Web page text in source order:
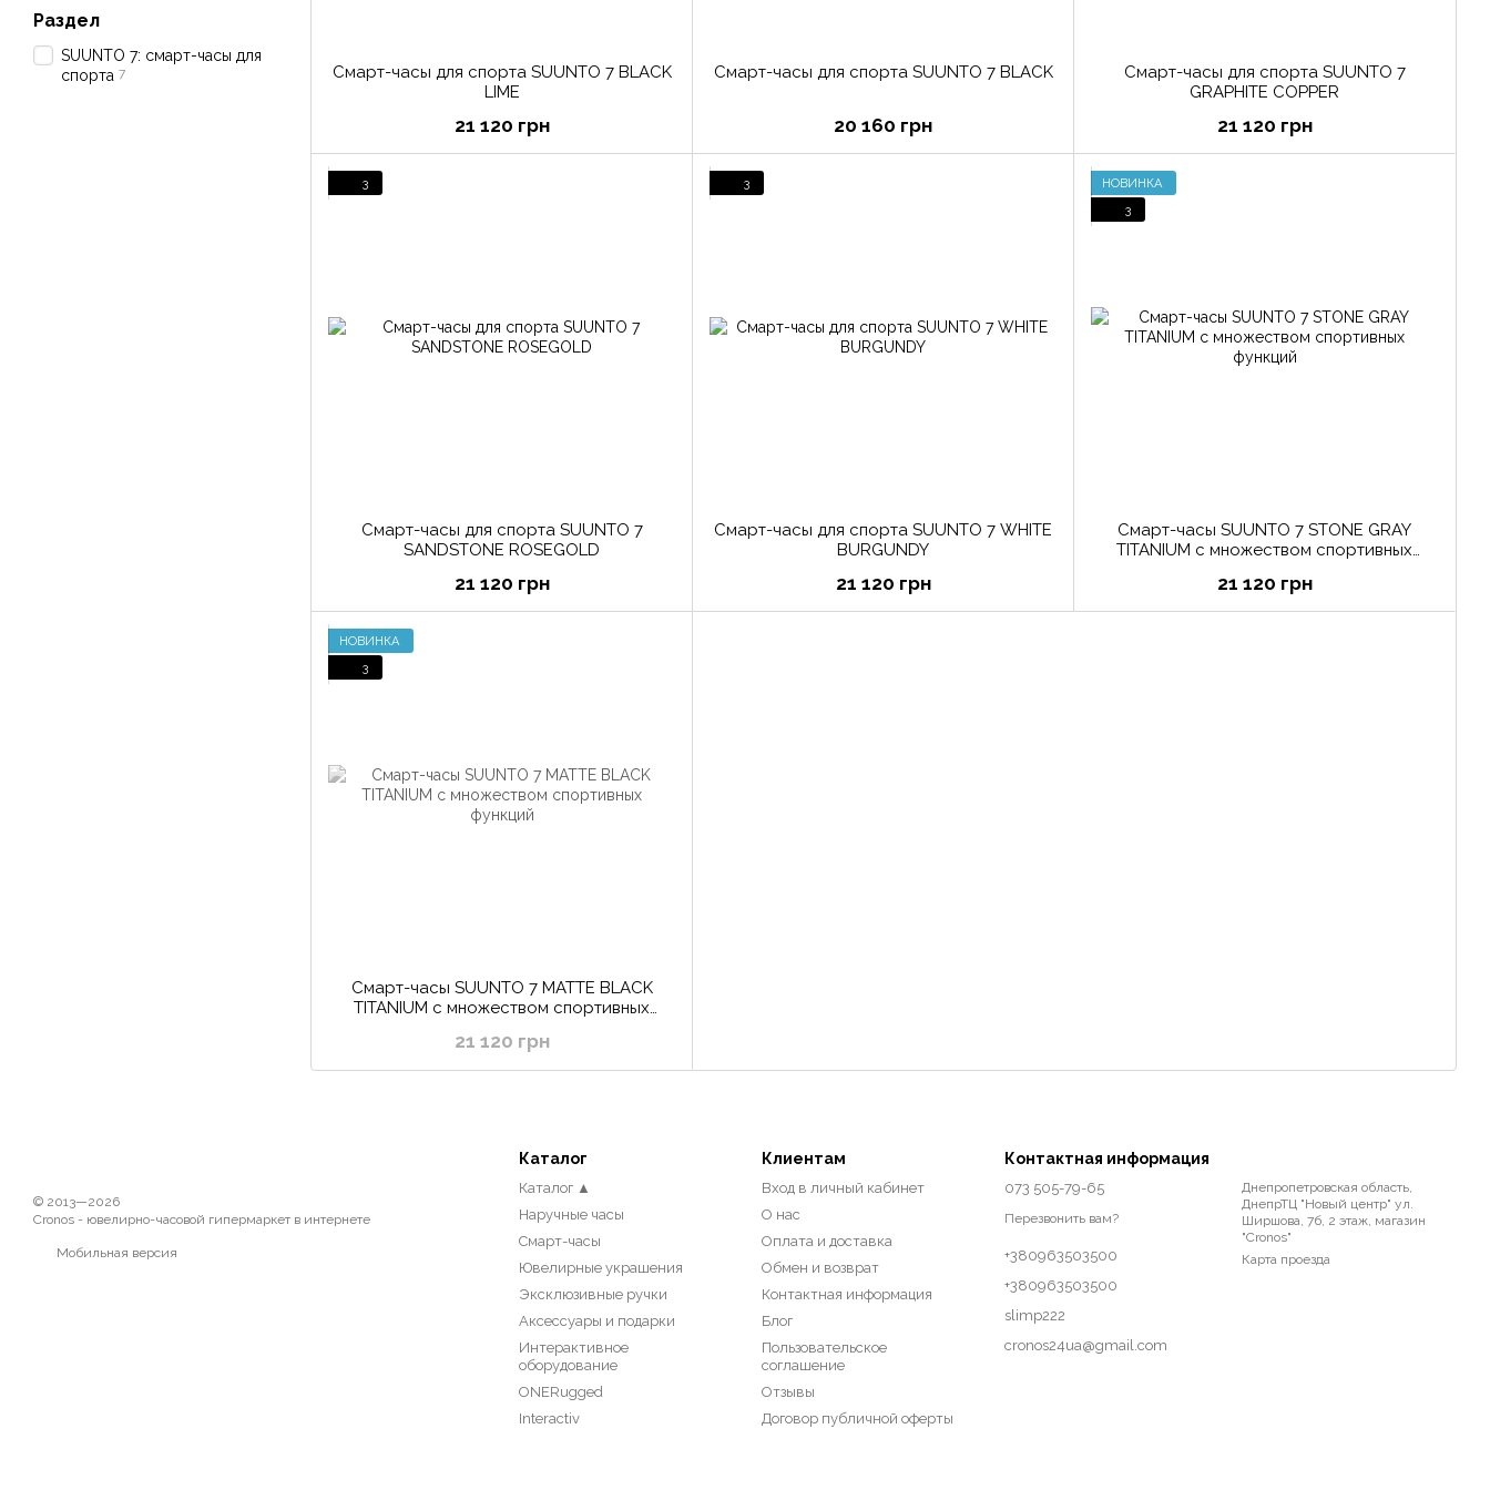
Смарт-часы для спорта SUUNTO 7 BLACK
LIME
21 120 грн
Смарт-часы для спорта SUUNTO 7 BLACK
20 160 грн
Смарт-часы для спорта SUUNTO 7
GRAPHITE COPPER
21 120 грн
3
Смарт-часы для спорта SUUNTO 7
SANDSTONE ROSEGOLD
21 120 грн
3
Смарт-часы для спорта SUUNTO 7 WHITE
BURGUNDY
21 120 грн
НОВИНКА
3
Смарт-часы SUUNTO 7 STONE GRAY
TITANIUM с множеством спортивных
21 120 грн
НОВИНКА
3
Смарт-часы SUUNTO 7 MATTE BLACK
TITANIUM с множеством спортивных
21 120 грн
Раздел
SUUNTO 7: смарт-часы для
спорта 7
© 2013—2026
Cronos - ювелирно-часовой гипермаркет в интернете
Мобильная версия
Каталог
Каталог ▲
Наручные часы
Смарт-часы
Ювелирные украшения
Эксклюзивные ручки
Аксессуары и подарки
Интерактивное
оборудование
ONERugged
Interactiv
Клиентам
Вход в личный кабинет
О нас
Оплата и доставка
Обмен и возврат
Контактная информация
Блог
Пользовательское
соглашение
Отзывы
Договор публичной оферты
Контактная информация
073 505-79-65
Перезвонить вам?
+380963503500
+380963503500
slimp222
cronos24ua@gmail.com
Днепропетровская область,
ДнепрТЦ "Новый центр" ул.
Ширшова, 7б, 2 этаж, магазин
"Cronos"
Карта проезда